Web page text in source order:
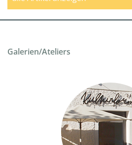
Galerien/Ateliers